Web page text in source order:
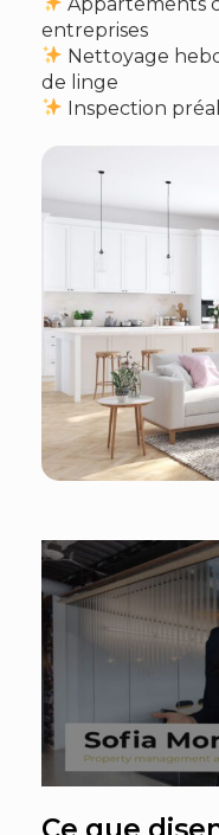
entreprises
Nettoyage
de linge
Inspection